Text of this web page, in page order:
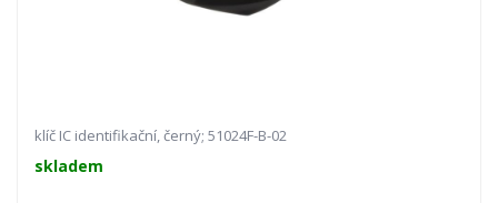
klíč IC identifikační, černý; 51024F-B-02
skladem